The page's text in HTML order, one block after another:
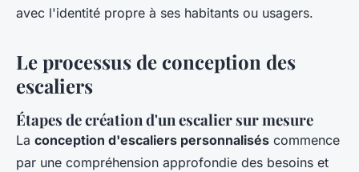
avec l'identité propre à ses habitants ou usagers.
Le processus de conception des
escaliers
Étapes de création d'un escalier sur mesure
La conception d'escaliers personnalisés commence
par une compréhension approfondie des besoins et